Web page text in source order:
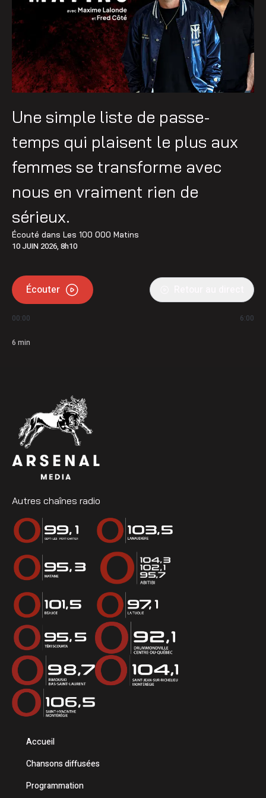
Une simple liste de passe-
temps qui plaisent le plus aux
femmes se transforme avec
nous en vraiment rien de
sérieux.
Écouté dans Les 100 000 Matins
10 JUIN 2026, 8h10
Écouter
00:00 6:00
6 min
Autres chaînes radio
Accueil
Chansons diffusées
Programmation